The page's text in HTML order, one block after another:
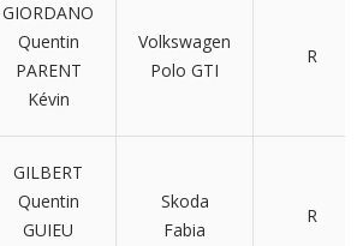
GIORDANO
Quentin
PARENT
Kévin
Volkswagen
Polo GTI
R
GILBERT
Quentin
GUIEU
Skoda
Fabia
R